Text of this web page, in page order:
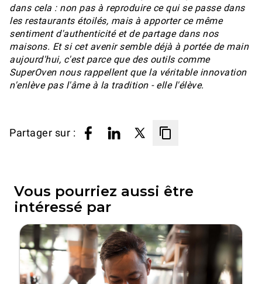
dans cela : non pas à reproduire ce qui se passe dans
les restaurants étoilés, mais à apporter ce même
sentiment d'authenticité et de partage dans nos
maisons. Et si cet avenir semble déjà à portée de main
aujourd'hui, c'est parce que des outils comme
SuperOven nous rappellent que la véritable innovation
n'enlève pas l'âme à la tradition - elle l'élève.
Partager sur :
Vous pourriez aussi être
intéressé par